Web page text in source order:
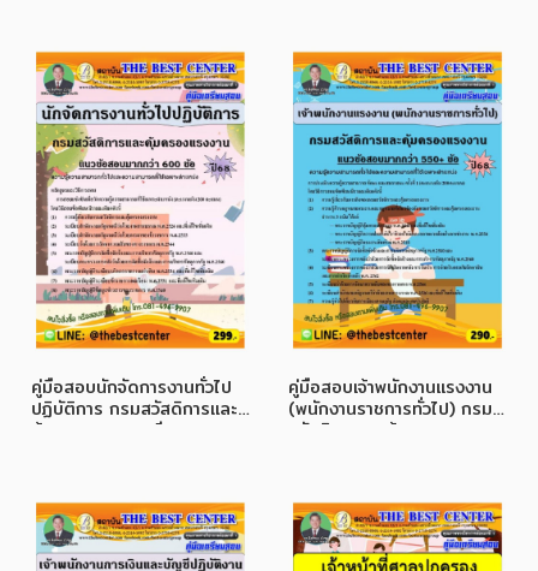
คู่มือสอบนักจัดการงานทั่วไป
ปฏิบัติการ กรมสวัสดิการและ
คุ้มครองแรงงาน ปี 68
คู่มือสอบเจ้าพนักงานแรงงาน
(พนักงานราชการทั่วไป) กรม
สวัสดิการและคุ้มครองแรงงาน